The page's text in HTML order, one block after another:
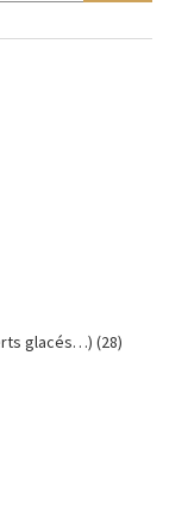
glacés…) (28)